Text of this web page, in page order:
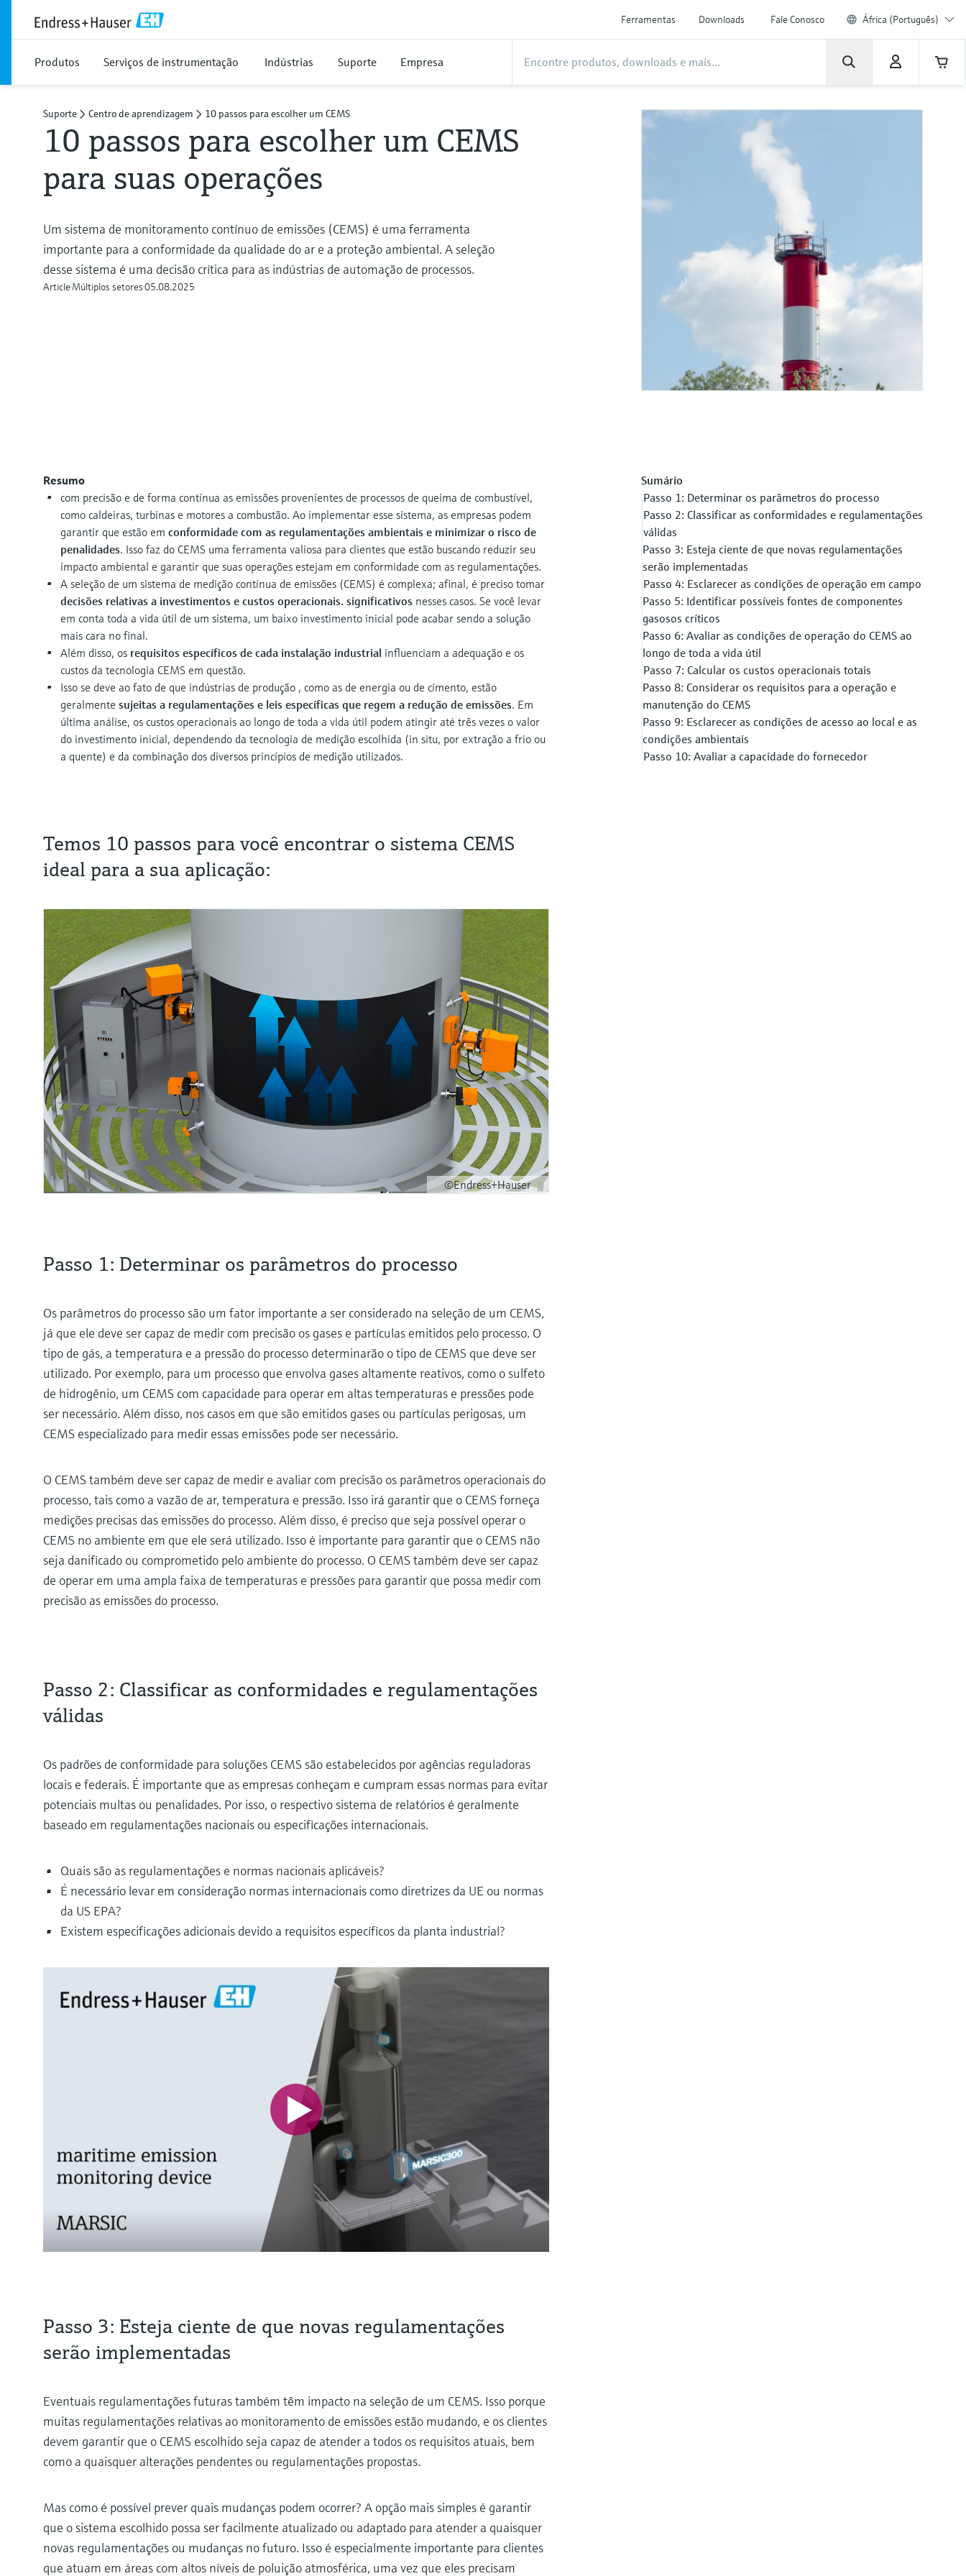
Ferramentas Downloads Fale Conosco África (Português)
Produtos Serviços de instrumentação Indústrias Suporte Empresa
Suporte Centro de aprendizagem 10 passos para escolher um CEMS
10 passos para escolher um CEMS
para suas operações
Um sistema de monitoramento contínuo de emissões (CEMS) é uma ferramenta
importante para a conformidade da qualidade do ar e a proteção ambiental. A seleção
desse sistema é uma decisão crítica para as indústrias de automação de processos.
ArticleMúltiplos setores05.08.2025
Resumo
com precisão e de forma contínua as emissões provenientes de processos de queima de combustível,
como caldeiras, turbinas e motores a combustão. Ao implementar esse sistema, as empresas podem
garantir que estão em conformidade com as regulamentações ambientais e minimizar o risco de
penalidades. Isso faz do CEMS uma ferramenta valiosa para clientes que estão buscando reduzir seu
impacto ambiental e garantir que suas operações estejam em conformidade com as regulamentações.
A seleção de um sistema de medição contínua de emissões (CEMS) é complexa; afinal, é preciso tomar
decisões relativas a investimentos e custos operacionais. significativos nesses casos. Se você levar
em conta toda a vida útil de um sistema, um baixo investimento inicial pode acabar sendo a solução
mais cara no final.
Além disso, os requisitos específicos de cada instalação industrial influenciam a adequação e os
custos da tecnologia CEMS em questão.
Isso se deve ao fato de que indústrias de produção , como as de energia ou de cimento, estão
geralmente sujeitas a regulamentações e leis específicas que regem a redução de emissões. Em
última análise, os custos operacionais ao longo de toda a vida útil podem atingir até três vezes o valor
do investimento inicial, dependendo da tecnologia de medição escolhida (in situ, por extração a frio ou
a quente) e da combinação dos diversos princípios de medição utilizados.
Sumário
Passo 1: Determinar os parâmetros do processo
Passo 2: Classificar as conformidades e regulamentações
válidas
Passo 3: Esteja ciente de que novas regulamentações
serão implementadas
Passo 4: Esclarecer as condições de operação em campo
Passo 5: Identificar possíveis fontes de componentes
gasosos críticos
Passo 6: Avaliar as condições de operação do CEMS ao
longo de toda a vida útil
Passo 7: Calcular os custos operacionais totais
Passo 8: Considerar os requisitos para a operação e
manutenção do CEMS
Passo 9: Esclarecer as condições de acesso ao local e as
condições ambientais
Passo 10: Avaliar a capacidade do fornecedor
Temos 10 passos para você encontrar o sistema CEMS
ideal para a sua aplicação:
©Endress+Hauser
Passo 1: Determinar os parâmetros do processo
Os parâmetros do processo são um fator importante a ser considerado na seleção de um CEMS,
já que ele deve ser capaz de medir com precisão os gases e partículas emitidos pelo processo. O
tipo de gás, a temperatura e a pressão do processo determinarão o tipo de CEMS que deve ser
utilizado. Por exemplo, para um processo que envolva gases altamente reativos, como o sulfeto
de hidrogênio, um CEMS com capacidade para operar em altas temperaturas e pressões pode
ser necessário. Além disso, nos casos em que são emitidos gases ou partículas perigosas, um
CEMS especializado para medir essas emissões pode ser necessário.
O CEMS também deve ser capaz de medir e avaliar com precisão os parâmetros operacionais do
processo, tais como a vazão de ar, temperatura e pressão. Isso irá garantir que o CEMS forneça
medições precisas das emissões do processo. Além disso, é preciso que seja possível operar o
CEMS no ambiente em que ele será utilizado. Isso é importante para garantir que o CEMS não
seja danificado ou comprometido pelo ambiente do processo. O CEMS também deve ser capaz
de operar em uma ampla faixa de temperaturas e pressões para garantir que possa medir com
precisão as emissões do processo.
Passo 2: Classificar as conformidades e regulamentações
válidas
Os padrões de conformidade para soluções CEMS são estabelecidos por agências reguladoras
locais e federais. É importante que as empresas conheçam e cumpram essas normas para evitar
potenciais multas ou penalidades. Por isso, o respectivo sistema de relatórios é geralmente
baseado em regulamentações nacionais ou especificações internacionais.
Quais são as regulamentações e normas nacionais aplicáveis?
É necessário levar em consideração normas internacionais como diretrizes da UE ou normas
da US EPA?
Existem especificações adicionais devido a requisitos específicos da planta industrial?
Passo 3: Esteja ciente de que novas regulamentações
serão implementadas
Eventuais regulamentações futuras também têm impacto na seleção de um CEMS. Isso porque
muitas regulamentações relativas ao monitoramento de emissões estão mudando, e os clientes
devem garantir que o CEMS escolhido seja capaz de atender a todos os requisitos atuais, bem
como a quaisquer alterações pendentes ou regulamentações propostas.
Mas como é possível prever quais mudanças podem ocorrer? A opção mais simples é garantir
que o sistema escolhido possa ser facilmente atualizado ou adaptado para atender a quaisquer
novas regulamentações ou mudanças no futuro. Isso é especialmente importante para clientes
que atuam em áreas com altos níveis de poluição atmosférica, uma vez que eles precisam